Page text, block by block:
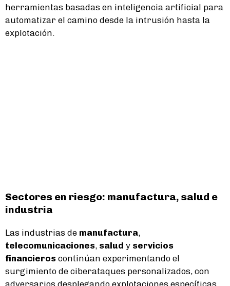
herramientas basadas en inteligencia artificial para
automatizar el camino desde la intrusión hasta la
explotación.
Sectores en riesgo: manufactura, salud e
industria
Las industrias de manufactura,
telecomunicaciones, salud y servicios
financieros continúan experimentando el
surgimiento de ciberataques personalizados, con
adversarios desplegando explotaciones específicas